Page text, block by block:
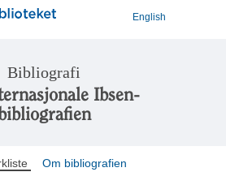
English
Bibliografi
Ibsen-
Om bibliografien